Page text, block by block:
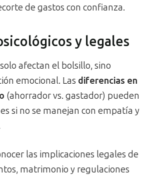
de gastos con confianza.
y legales
afectan el bolsillo, sino
emocional. Las diferencias en
(ahorrador vs. gastador) pueden
si no se manejan con empatía y
las implicaciones legales de
matrimonio y regulaciones